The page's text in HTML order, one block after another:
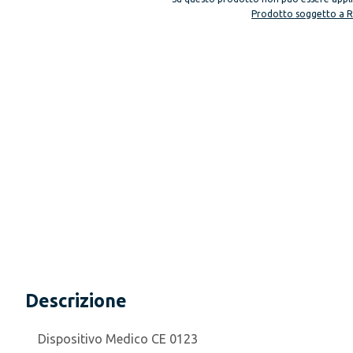
Prodotto soggetto a
Descrizione
Dispositivo Medico CE 0123